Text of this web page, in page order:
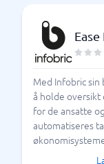
Med Infobric
å holde
for de ansatte
automatiseres